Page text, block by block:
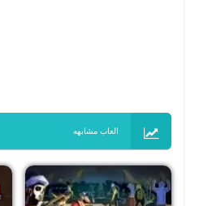
العاب مشابهه